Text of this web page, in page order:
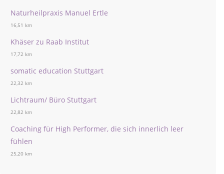
Naturheilpraxis Manuel Ertle
16,51 km
Khäser zu Raab Institut
17,72 km
somatic education Stuttgart
22,32 km
Lichtraum/ Büro Stuttgart
22,82 km
Coaching für High Performer, die sich innerlich leer
fühlen
25,20 km